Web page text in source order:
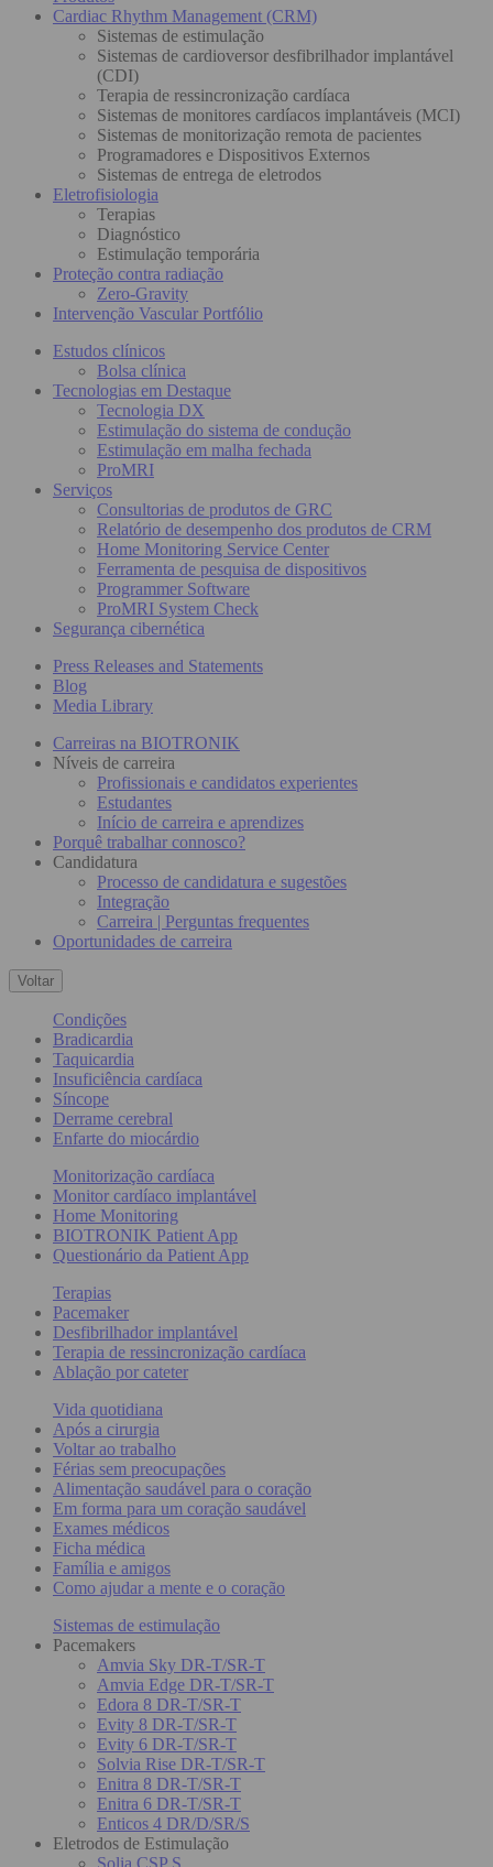
Cardiac Rhythm Management (CRM)
Sistemas de estimulação
Sistemas de cardioversor desfibrilhador implantável
(CDI)
Terapia de ressincronização cardíaca
Sistemas de monitores cardíacos implantáveis (MCI)
Sistemas de monitorização remota de pacientes
Programadores e Dispositivos Externos
Sistemas de entrega de eletrodos
Eletrofisiologia
Terapias
Diagnóstico
Estimulação temporária
Proteção contra radiação
Zero-Gravity
Intervenção Vascular Portfólio
Estudos clínicos
Bolsa clínica
Tecnologias em Destaque
Tecnologia DX
Estimulação do sistema de condução
Estimulação em malha fechada
ProMRI
Serviços
Consultorias de produtos de GRC
Relatório de desempenho dos produtos de CRM
Home Monitoring Service Center
Ferramenta de pesquisa de dispositivos
Programmer Software
ProMRI System Check
Segurança cibernética
Press Releases and Statements
Blog
Media Library
Carreiras na BIOTRONIK
Níveis de carreira
Profissionais e candidatos experientes
Estudantes
Início de carreira e aprendizes
Porquê trabalhar connosco?
Candidatura
Processo de candidatura e sugestões
Integração
Carreira | Perguntas frequentes
Oportunidades de carreira
Voltar
Condições
Bradicardia
Taquicardia
Insuficiência cardíaca
Síncope
Derrame cerebral
Enfarte do miocárdio
Monitorização cardíaca
Monitor cardíaco implantável
Home Monitoring
BIOTRONIK Patient App
Questionário da Patient App
Terapias
Pacemaker
Desfibrilhador implantável
Terapia de ressincronização cardíaca
Ablação por cateter
Vida quotidiana
Após a cirurgia
Voltar ao trabalho
Férias sem preocupações
Alimentação saudável para o coração
Em forma para um coração saudável
Exames médicos
Ficha médica
Família e amigos
Como ajudar a mente e o coração
Sistemas de estimulação
Pacemakers
Amvia Sky DR-T/SR-T
Amvia Edge DR-T/SR-T
Edora 8 DR-T/SR-T
Evity 8 DR-T/SR-T
Evity 6 DR-T/SR-T
Solvia Rise DR-T/SR-T
Enitra 8 DR-T/SR-T
Enitra 6 DR-T/SR-T
Enticos 4 DR/D/SR/S
Eletrodos de Estimulação
Solia CSP S